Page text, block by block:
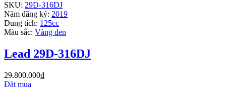
SKU: 29D-316DJ
Năm đăng ký: 2019
Dung tích: 125cc
Màu sắc: Vàng đen
Lead 29D-316DJ
29.800.000₫
Đặt mua